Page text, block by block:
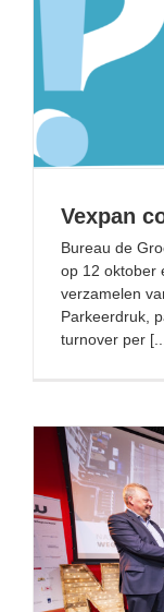
Vexpan
Bureau de
op 12 oktober
verzamelen
Parkeerdruk,
turnover per
Contract met